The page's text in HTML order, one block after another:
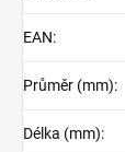
EAN:
Průměr (mm):
Délka (mm):